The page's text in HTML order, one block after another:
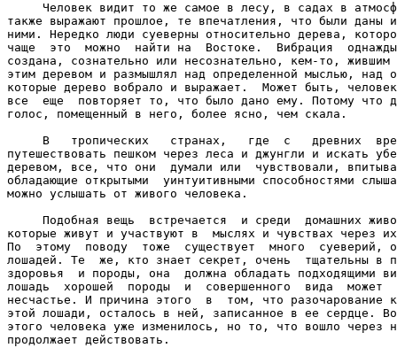
Человек видит то же самое в лесу, в садах в
также выражают прошлое, те впечатления, что были даны
ними. Нередко люди суеверны относительно дерева,
чаще  это  можно  найти на  Востоке.  Вибрация
создана, сознательно или несознательно, кем-то,
этим деревом и размышлял над определенной мыслью, над
которые дерево вобрало и выражает.  Может быть,
все  еще  повторяет то, что было дано ему. Потому что
голос, помещенный в него, более ясно, чем скала.
В   тропических   странах,   где  с   древних
путешествовать пешком через леса и джунгли и искать
деревом, все, что они  думали или  чувствовали,
обладающие открытыми  yинтуитивными способностями
можно услышать от живого человека.
Подобная вещь  встречается  и среди  домашних
которые живут и участвуют в  мыслях и чувствах через
По  этому  поводу  тоже  существует  много  суеверий,
лошадей. Те  же, кто знает секрет, очень  тщательны в
здоровья  и породы, она  должна обладать подходящими
лошадь  хорошей  породы  и  совершенного  вида  может
несчастье. И причина этого  в  том, что разочарование
этой лошади, осталось в ней, записанное в ее сердце.
этого человека уже изменилось, но то, что вошло через
продолжает действовать.